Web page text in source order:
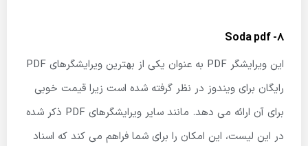
8- Soda pdf
این ویرایشگر PDF به عنوان یکی از بهترین ویرایشگرهای PDF
رایگان برای ویندوز در نظر گرفته شده است زیرا قیمت خوبی
برای آن ارائه می دهد. مانند سایر ویرایشگرهای PDF ذکر شده
در این لیست، این امکان را برای شما فراهم می کند که اسناد